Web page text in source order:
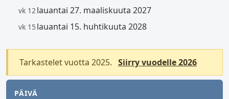
vk 12 lauantai 27. maaliskuuta 2027
vk 15lauantai 15. huhtikuuta 2028
Tarkastelet vuotta 2025. Siirry vuodelle 2026
PÄIVÄ